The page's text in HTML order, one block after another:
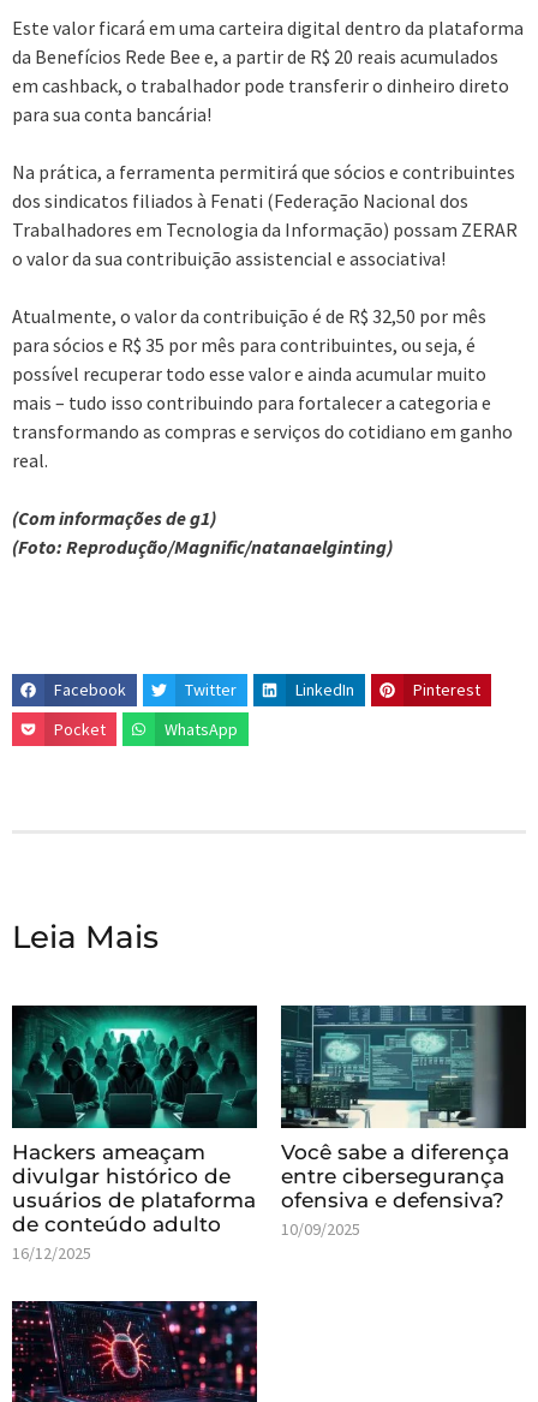
Este valor ficará em uma carteira digital dentro da plataforma
da Benefícios Rede Bee e, a partir de R$ 20 reais acumulados
em cashback, o trabalhador pode transferir o dinheiro direto
para sua conta bancária!
Na prática, a ferramenta permitirá que sócios e contribuintes
dos sindicatos filiados à Fenati (Federação Nacional dos
Trabalhadores em Tecnologia da Informação) possam ZERAR
o valor da sua contribuição assistencial e associativa!
Atualmente, o valor da contribuição é de R$ 32,50 por mês
para sócios e R$ 35 por mês para contribuintes, ou seja, é
possível recuperar todo esse valor e ainda acumular muito
mais – tudo isso contribuindo para fortalecer a categoria e
transformando as compras e serviços do cotidiano em ganho
real.
(Com informações de g1)
(Foto: Reprodução/Magnific/natanaelginting)
Facebook Twitter LinkedIn
Pinterest
Pocket
WhatsApp
Leia Mais
Hackers ameaçam
divulgar histórico de
usuários de plataforma
de conteúdo adulto
16/12/2025
Você sabe a diferença
entre cibersegurança
ofensiva e defensiva?
10/09/2025